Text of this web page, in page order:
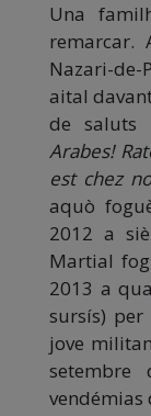
Una
remarcar.
Nazari-de-
aital
de saluts
Arabes!
est chez
aquò
2012 a
Martial
2013 a
sursís)
jove
vendémias